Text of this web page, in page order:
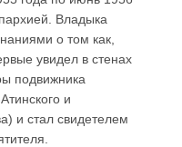
Владыка
о том как,
увидел в стенах
подвижника
и
и стал свидетелем